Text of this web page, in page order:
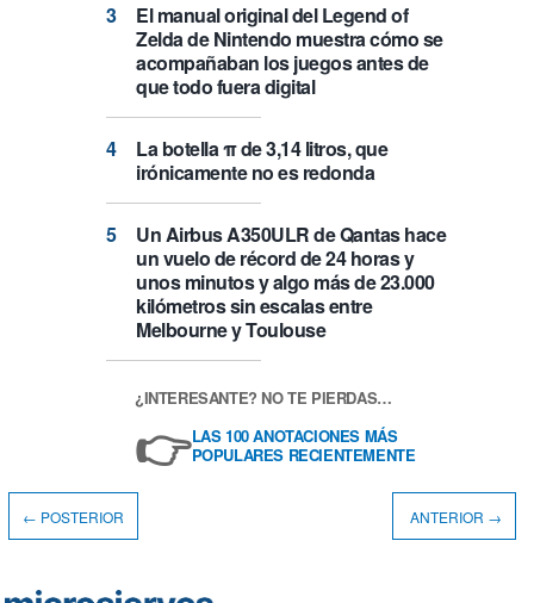
El manual original del Legend of
Zelda de Nintendo muestra cómo se
acompañaban los juegos antes de
que todo fuera digital
La botella π de 3,14 litros, que
irónicamente no es redonda
Un Airbus A350ULR de Qantas hace
un vuelo de récord de 24 horas y
unos minutos y algo más de 23.000
kilómetros sin escalas entre
Melbourne y Toulouse
¿INTERESANTE? NO TE PIERDAS…
👉LAS 100 ANOTACIONES MÁS
POPULARES RECIENTEMENTE
← POSTERIOR ANTERIOR →